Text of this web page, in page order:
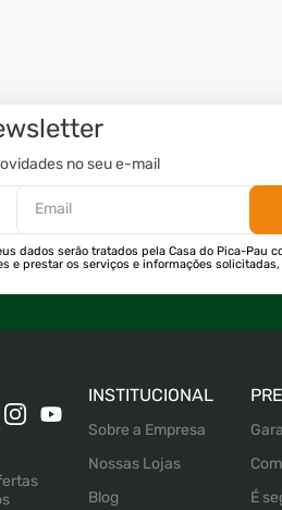
no seu e-mail
dados serão tratados pela Casa do Pica-Pau
e prestar os serviços e informações
INSTITUCIONAL
Sobre a Empresa
Nossas Lojas
Blog
É